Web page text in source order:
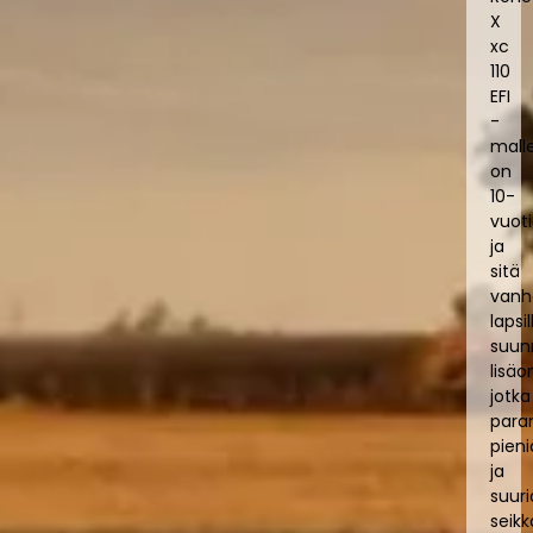
X
xc
110
EFI
-
on
10-
ja
sitä
jotka
ja